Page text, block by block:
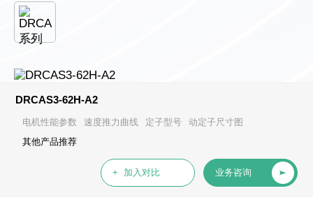
DRCAS3-62H-A2
电机性能参数 速度推力曲线 定子型号
动定子尺寸图
其他产品推荐
+ 加入对比 业务咨询